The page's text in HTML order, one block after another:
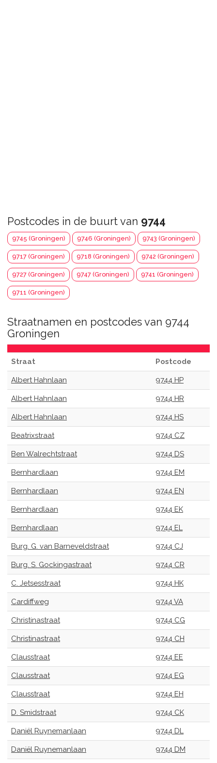
Postcodes in de buurt van 9744
9745 (Groningen) 9746 (Groningen) 9743 (Groningen)
9717 (Groningen) 9718 (Groningen) 9742 (Groningen)
9727 (Groningen) 9747 (Groningen) 9741 (Groningen)
9711 (Groningen)
Straatnamen en postcodes van 9744
Groningen
Straat Postcode
Albert Hahnlaan 9744 HP
Albert Hahnlaan 9744 HR
Albert Hahnlaan 9744 HS
Beatrixstraat 9744 CZ
Ben Walrechtstraat 9744 DS
Bernhardlaan 9744 EM
Bernhardlaan 9744 EN
Bernhardlaan 9744 EK
Bernhardlaan 9744 EL
Burg. G. van Barneveldstraat 9744 CJ
Burg. S. Gockingastraat 9744 CR
C. Jetsesstraat 9744 HK
Cardiffweg 9744 VA
Christinastraat 9744 CG
Christinastraat 9744 CH
Clausstraat 9744 EE
Clausstraat 9744 EG
Clausstraat 9744 EH
D. Smidstraat 9744 CK
Daniël Ruynemanlaan 9744 DL
Daniël Ruynemanlaan 9744 DM